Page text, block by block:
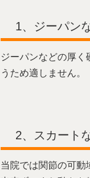
1、ジーパン
ジーパンなどの厚く
うため適しません。
2、スカート
当院では関節の可動